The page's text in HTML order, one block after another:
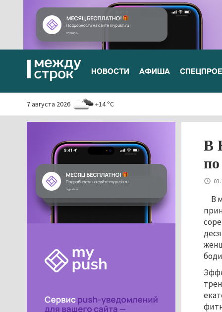
НОВОСТИ АФИША
7 августа 2026 +14 °C
В
В